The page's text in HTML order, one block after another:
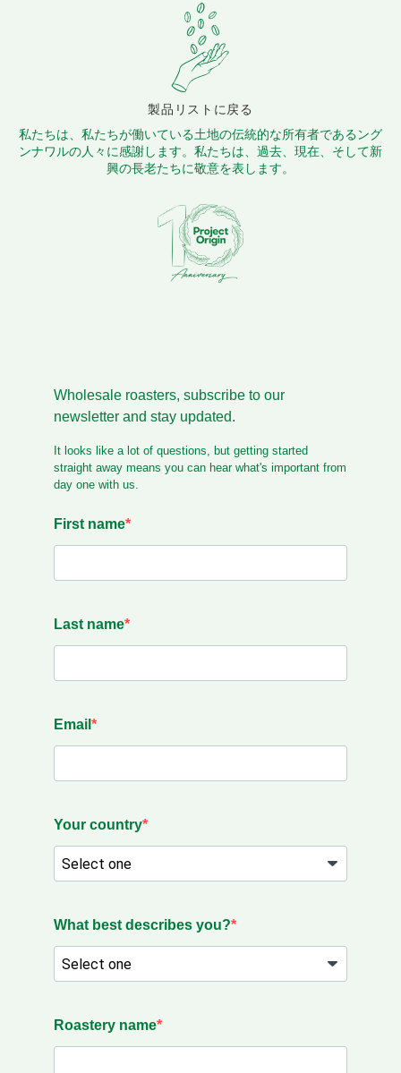
製品リストに戻る
私たちは、私たちが働いている土地の伝統的な所有者であるング
ンナワルの人々に感謝します。私たちは、過去、現在、そして新
興の長老たちに敬意を表します。